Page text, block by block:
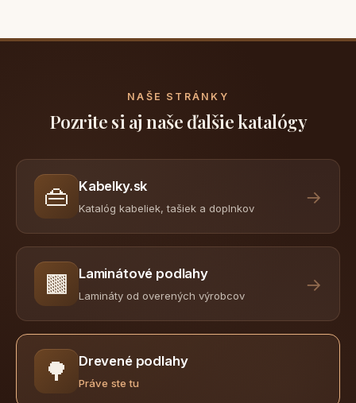
NAŠE STRÁNKY
Pozrite si aj naše ďalšie katalógy
👜 Kabelky.sk
Katalóg kabeliek, tašiek a doplnkov
→
🟫 Laminátové podlahy
Lamináty od overených výrobcov
→
🌳 Drevené podlahy
Práve ste tu